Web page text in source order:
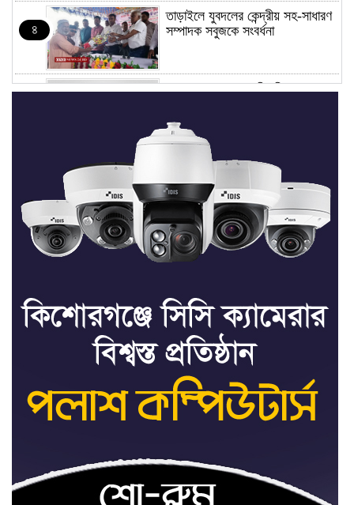
৪
তাড়াইলে যুবদলের কেন্দ্রীয় সহ-সাধারণ
সম্পাদক সবুজকে সংবর্ধনা
৪ মন্ত্রণালয়ে নতুন সচিব নিয়োগ, ২
শেখ হাসিনার সঙ্গে পালানোর ফ্লাইট
কীভাবে মিস করেছিলেন সালমান এফ
রহমান
৭
ভাত রান্নার সময় নরম হয়ে গেলে কী
করবেন
৮
মৃত্যুদণ্ড বাদ না দেওয়ায়
প্রত্যক্ষদর্শীদের তথ্য দেয়নি জাতিসংঘ:
ট্রাইব্যুনালকে প্রসিকিউটর
৯
তাড়াইলে রাউতি মানবসেবা ফাউন্ডেশনের
আয়োজনে কাফন-দাফন বিষয়ক বিশেষ
প্রশিক্ষণ কর্মশালা